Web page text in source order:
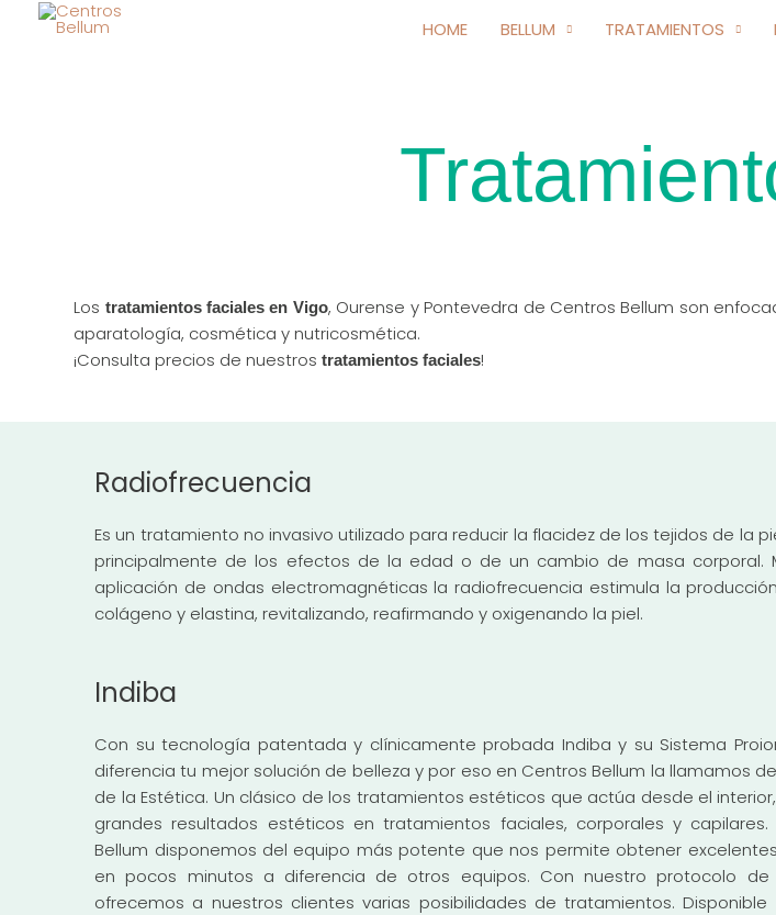
HOME BELLUM TRATAMIENTOS
Los tratamientos faciales en Vigo, Ourense y Pontevedra de Centros Bellum son
aparatología, cosmética y nutricosmética.
¡Consulta precios de nuestrostratamientos faciales!
Radiofrecuencia
Es un tratamiento no invasivo utilizado para reducir la flacidez de los tejidos de la
principalmente de los efectos de la edad o de un cambio de masa corporal.
aplicación de ondas electromagnéticas la radiofrecuencia estimula la
colágeno y elastina, revitalizando, reafirmando y oxigenando la piel.
Indiba
Con su tecnología patentada y clínicamente probada Indiba y su Sistema
diferencia tu mejor solución de belleza y por eso en Centros Bellum la llamamos
de la Estética. Un clásico de los tratamientos estéticos que actúa desde el
grandes resultados estéticos en tratamientos faciales, corporales y capilares.
Bellum disponemos del equipo más potente que nos permite obtener
en pocos minutos a diferencia de otros equipos. Con nuestro protocolo
ofrecemos a nuestros clientes varias posibilidades de tratamientos. Disponible